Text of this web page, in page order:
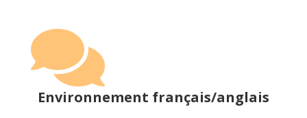

Environnement français/anglais